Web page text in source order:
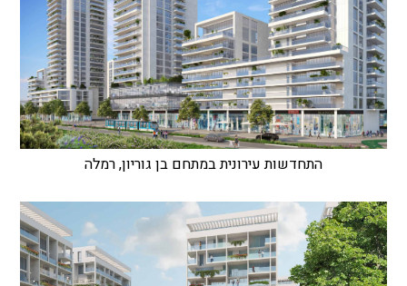
התחדשות עירונית במתחם בן גוריון, רמלה